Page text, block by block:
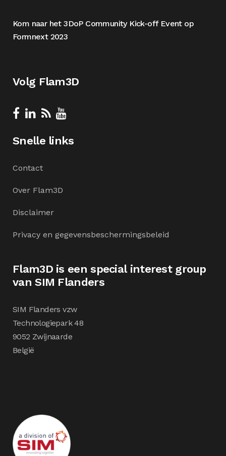
Kom naar het 3DoP Community Kick-off Event op
Formnext 2023
Volg Flam3D
Snelle links
Contact
Over Flam3D
Disclaimer
Privacy en gegevensbeschermingsbeleid
Flam3D is een special interest group
van SIM Flanders
SIM Flanders vzw
Technologiepark 48
9052 Zwijnaarde
België